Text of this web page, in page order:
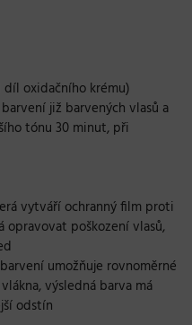
díl oxidačního krému)
již barvených vlasů a
tónu 30 minut, při
vytváří ochranný film proti
opravovat poškození vlasů,
umožňuje rovnoměrné
výsledná barva má
odstín